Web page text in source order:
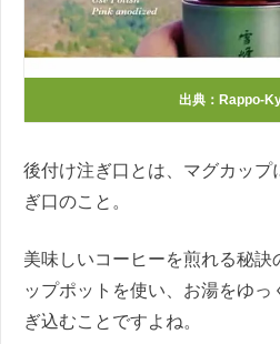
出典： Rappo-
後付け注ぎ口とは、マグカップ
ぎ口のこと。
美味しいコーヒーを煎れる秘訣
ップポットを使い、お湯をゆ
ぎ込むことですよね。